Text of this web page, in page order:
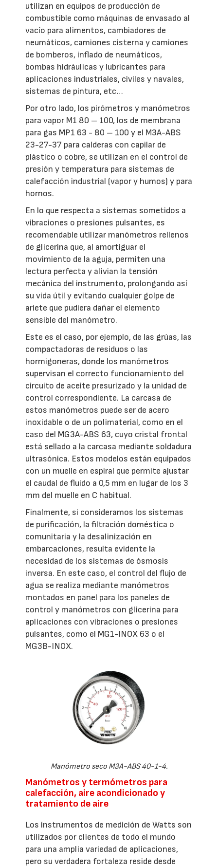
utilizan en equipos de producción de
combustible como máquinas de envasado al
vacío para alimentos, cambiadores de
neumáticos, camiones cisterna y camiones
de bomberos, inflado de neumáticos,
bombas hidráulicas y lubricantes para
aplicaciones industriales, civiles y navales,
sistemas de pintura, etc…
Por otro lado, los pirómetros y manómetros
para vapor M1 80 – 100, los de membrana
para gas MP1 63 - 80 – 100 y el M3A-ABS
23-27-37 para calderas con capilar de
plástico o cobre, se utilizan en el control de
presión y temperatura para sistemas de
calefacción industrial (vapor y humos) y para
hornos.
En lo que respecta a sistemas sometidos a
vibraciones o presiones pulsantes, es
recomendable utilizar manómetros rellenos
de glicerina que, al amortiguar el
movimiento de la aguja, permiten una
lectura perfecta y alivian la tensión
mecánica del instrumento, prolongando así
su vida útil y evitando cualquier golpe de
ariete que pudiera dañar el elemento
sensible del manómetro.
Este es el caso, por ejemplo, de las grúas, las
compactadoras de residuos o las
hormigoneras, donde los manómetros
supervisan el correcto funcionamiento del
circuito de aceite presurizado y la unidad de
control correspondiente. La carcasa de
estos manómetros puede ser de acero
inoxidable o de un polimaterial, como en el
caso del MG3A-ABS 63, cuyo cristal frontal
está sellado a la carcasa mediante soldadura
ultrasónica. Estos modelos están equipados
con un muelle en espiral que permite ajustar
el caudal de fluido a 0,5 mm en lugar de los 3
mm del muelle en C habitual.
Finalmente, si consideramos los sistemas
de purificación, la filtración doméstica o
comunitaria y la desalinización en
embarcaciones, resulta evidente la
necesidad de los sistemas de ósmosis
inversa. En este caso, el control del flujo de
agua se realiza mediante manómetros
montados en panel para los paneles de
control y manómetros con glicerina para
aplicaciones con vibraciones o presiones
pulsantes, como el MG1-INOX 63 o el
MG3B-INOX.
Manómetro seco M3A-ABS 40-1-4.
Manómetros y termómetros para
calefacción, aire acondicionado y
tratamiento de aire
Los instrumentos de medición de Watts son
utilizados por clientes de todo el mundo
para una amplia variedad de aplicaciones,
pero su verdadera fortaleza reside desde